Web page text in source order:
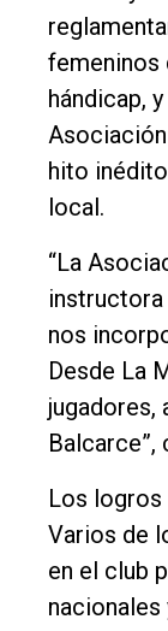
femeninos
hándicap,
hito
local.
“La
instructora
nos
Desde La
jugadores,
Los
Varios de
en el club